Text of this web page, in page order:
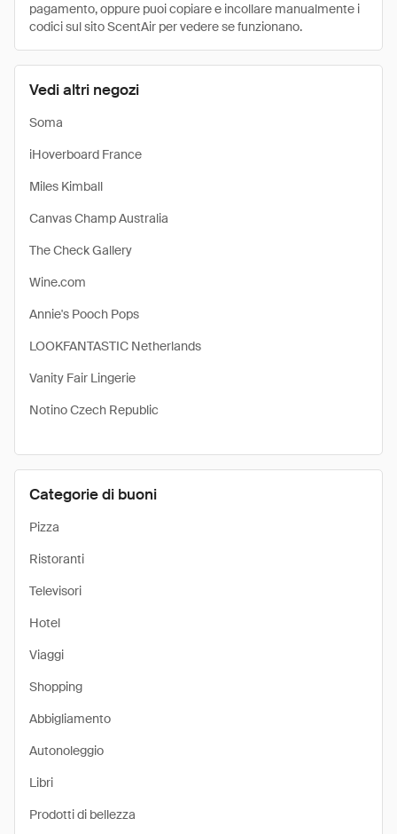
Vedi altri negozi
Soma
iHoverboard France
Miles Kimball
Canvas Champ Australia
The Check Gallery
Wine.com
Annie's Pooch Pops
LOOKFANTASTIC Netherlands
Vanity Fair Lingerie
Notino Czech Republic
Categorie di buoni
Pizza
Ristoranti
Televisori
Hotel
Viaggi
Shopping
Abbigliamento
Autonoleggio
Libri
Prodotti di bellezza
pagamento, oppure puoi copiare e incollare manualmente i
codici sul sito ScentAir per vedere se funzionano.